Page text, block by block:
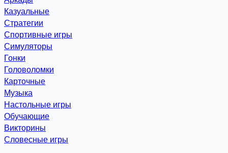
Казуальные
Стратегии
Спортивные игры
Симуляторы
Гонки
Головоломки
Карточные
Музыка
Настольные игры
Обучающие
Викторины
Словесные игры